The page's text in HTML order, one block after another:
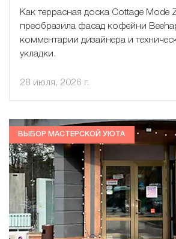
Как террасная доска Cottage Mode
преобразила фасад кофейни
комментарии дизайнера и
укладки.
28 июля, 2026 г.
ВЫБОР МАСТЕРСКОЙ УЮТА